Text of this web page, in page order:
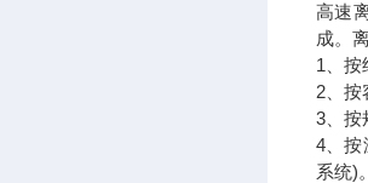
高速
成。
1、按
2、按
3、按
4、按
系统)